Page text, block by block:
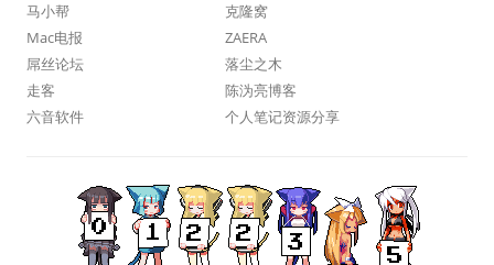
马小帮
克隆窝
Mac电报
ZAERA
屌丝论坛
落尘之木
走客
陈沩亮博客
六音软件
个人笔记资源分享